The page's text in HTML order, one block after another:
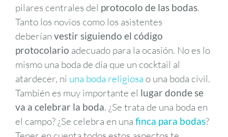
pilares centrales del protocolo de las bodas.
Tanto los novios como los asistentes
deberían vestir siguiendo el código
protocolario adecuado para la ocasión. No es lo
mismo una boda de día que un cocktail al
atardecer, ni una boda religiosa o una boda civil.
También es muy importante el lugar donde se
va a celebrar la boda. ¿Se trata de una boda en
el campo? ¿Se celebra en una finca para bodas?